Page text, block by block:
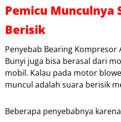
Pemicu Munculnya
Berisik
Penyebab Bearing Kompresor
Bunyi juga bisa berasal dari
mobil. Kalau pada motor
muncul adalah suara berisik
Beberapa penyebabnya